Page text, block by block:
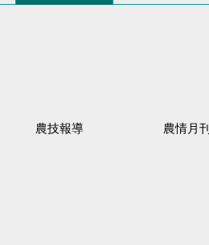
農技報導 農情月刊